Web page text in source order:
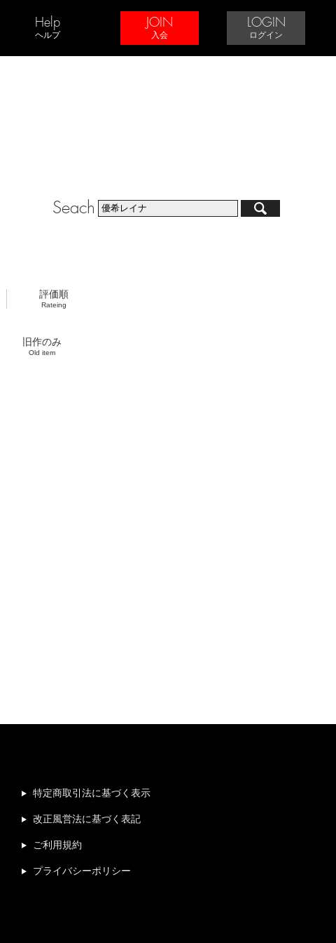
Help
ヘルプ
JOIN
入会
LOGIN
ログイン
Seach
評価順
Rateing
旧作のみ
Old item
特定商取引法に基づく表示
改正風営法に基づく表記
ご利用規約
プライバシーポリシー